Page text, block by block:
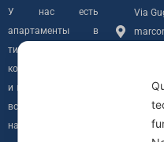
У нас есть
апартаменты в
тихом районе с
конфиденциальностью
и видом на море со
всех наших единиц
на Costa Smeralda.
Via
+39